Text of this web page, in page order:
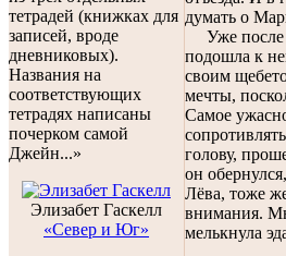
тетрадей (книжках для
записей, вроде
дневниковых).
Названия на
соответствующих
тетрадях написаны
почерком самой
Джейн...»
Элизабет Гаскелл
«Север и Юг»
думать о
Уже после
подошла к
своим
мечты,
Самое
голову,
он
Лёва, тоже
внимания.
мелькнула